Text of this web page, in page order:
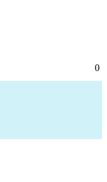
0